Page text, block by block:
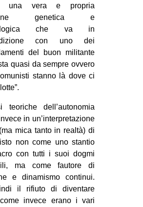
una vera e propria
genetica e
che va in
con uno dei
del buon militante
quasi da sempre ovvero
stanno là dove ci
teoriche dell’autonomia
in un’interpretazione
mica tanto in realtà) di
non come uno stantio
con tutti i suoi dogmi
ma come fautore di
e dinamismo continui.
il rifiuto di diventare
invece erano i vari